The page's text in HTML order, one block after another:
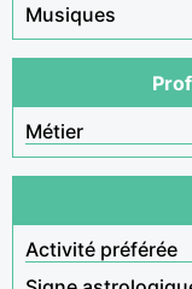
Musiques
Métier
Activité préférée